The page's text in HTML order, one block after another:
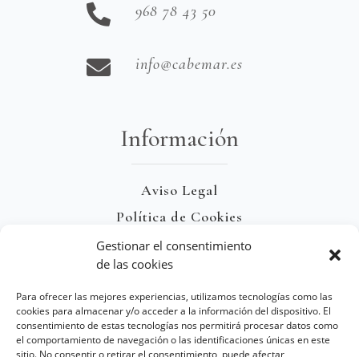
Gestionar el consentimiento
de las cookies
Para ofrecer las mejores experiencias, utilizamos tecnologías como las
cookies para almacenar y/o acceder a la información del dispositivo. El
consentimiento de estas tecnologías nos permitirá procesar datos como
el comportamiento de navegación o las identificaciones únicas en este
sitio. No consentir o retirar el consentimiento, puede afectar
 968 78 43 50
 info@cabemar.es
Información
Aviso Legal
Política de Cookies
Términos y Condiciones de Venta
Declaración de Accesibilidad
Copyright © 2026 Juan Pedro